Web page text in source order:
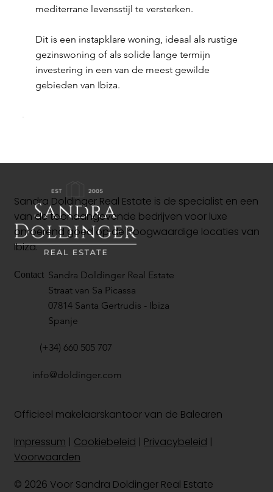
mediterrane levensstijl te versterken.
Dit is een instapklare woning, ideaal als rustige
gezinswoning of als solide lange termijn
investering in een van de meest gewilde
gebieden van Ibiza.
Sandra Doldinger Real Estate is de specialist en een
van de toonaangevende bedrijven voor luxe
onroerend goed op de hoogwaardige locaties van
Ibiza.
Officieel makelaarskantoor van de Balearen
© 2026 Voor Sandra Doldinger Real Estate
Contact Sandra Doldinger Real Estate
Straat van Sa Picassa
07814 Santa Gertrudis - Ibiza
Spanje
Impressum | Cookiebeleid | Privacybeleid |
Voorwaarden
(+34) 660 505 707
info@doldinger.com